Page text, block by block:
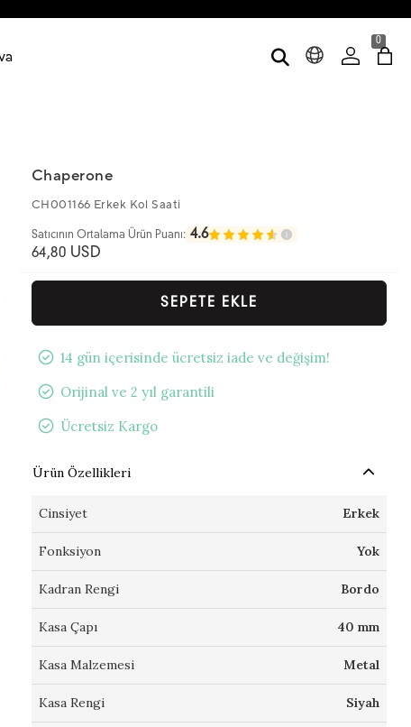
0
Chaperone
CH001166 Erkek Kol Saati
Satıcının Ortalama Ürün Puanı: 4.6
64,80 USD
SEPETE EKLE
14 gün içerisinde ücretsiz iade ve değişim!
Orijinal ve 2 yıl garantili
Ücretsiz Kargo
Ürün Özellikleri
Cinsiyet Erkek
Fonksiyon Yok
Kadran Rengi Bordo
Kasa Çapı 40 mm
Kasa Malzemesi Metal
Kasa Rengi Siyah